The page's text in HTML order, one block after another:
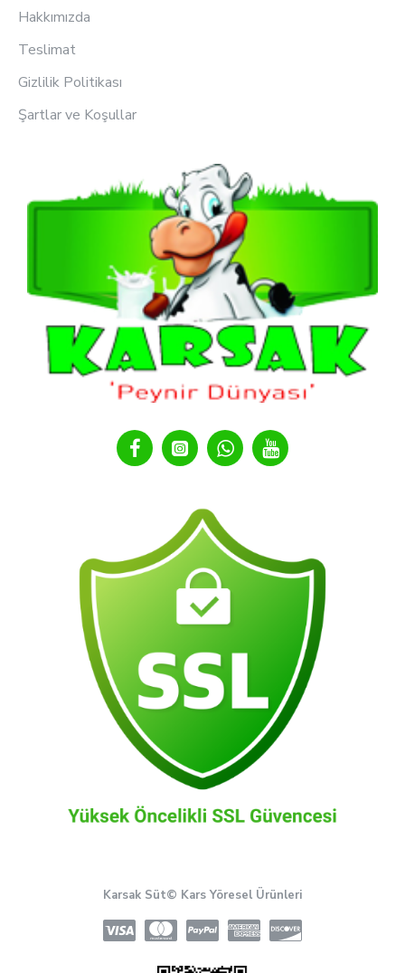
Hakkımızda
Teslimat
Gizlilik Politikası
Şartlar ve Koşullar
Karsak Süt© Kars Yöresel Ürünleri